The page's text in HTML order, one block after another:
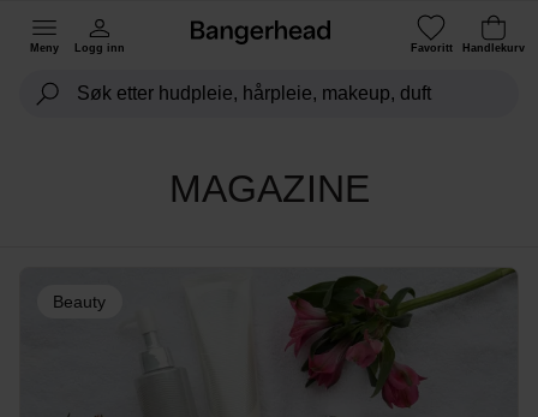
Meny Logg inn Favoritt Handlekurv
MAGAZINE
Beauty